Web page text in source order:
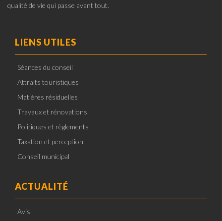
qualité de vie qui passe avant tout.
LIENS UTILES
Séances du conseil
Attraits touristiques
Matières résiduelles
Travaux et rénovations
Politiques et règlements
Taxation et perception
Conseil municipal
ACTUALITÉ
Avis